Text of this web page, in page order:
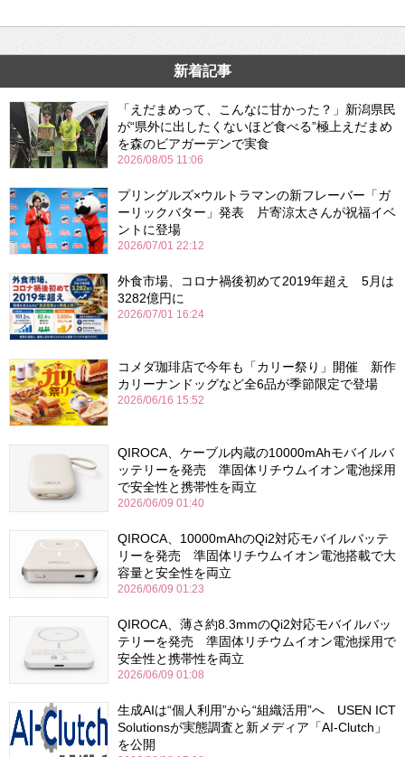
新着記事
「えだまめって、こんなに甘かった？」新潟県民
が“県外に出したくないほど食べる”極上えだまめ
を森のビアガーデンで実食
2026/08/05 11:06
プリングルズ×ウルトラマンの新フレーバー「ガ
ーリックバター」発表 片寄涼太さんが祝福イベ
ントに登場
2026/07/01 22:12
外食市場、コロナ禍後初めて2019年超え 5月は
3282億円に
2026/07/01 16:24
コメダ珈琲店で今年も「カリー祭り」開催 新作
カリーナンドッグなど全6品が季節限定で登場
2026/06/16 15:52
QIROCA、ケーブル内蔵の10000mAhモバイルバ
ッテリーを発売 準固体リチウムイオン電池採用
で安全性と携帯性を両立
2026/06/09 01:40
QIROCA、10000mAhのQi2対応モバイルバッテ
リーを発売 準固体リチウムイオン電池搭載で大
容量と安全性を両立
2026/06/09 01:23
QIROCA、薄さ約8.3mmのQi2対応モバイルバッ
テリーを発売 準固体リチウムイオン電池採用で
安全性と携帯性を両立
2026/06/09 01:08
生成AIは“個人利用”から“組織活用”へ USEN ICT
Solutionsが実態調査と新メディア「AI-Clutch」
を公開